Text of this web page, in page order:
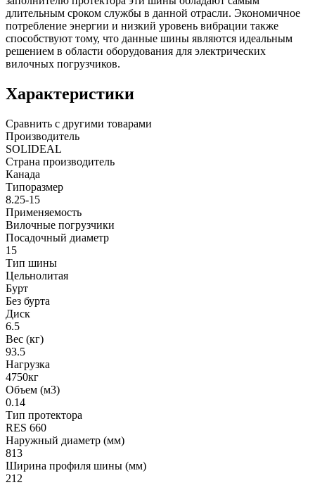
длительным сроком службы в данной отрасли. Экономичное
потребление энергии и низкий уровень вибрации также
способствуют тому, что данные шины являются идеальным
решением в области оборудования для электрических
вилочных погрузчиков.
Характеристики
Сравнить с другими товарами
Производитель
SOLIDEAL
Страна производитель
Канада
Типоразмер
8.25-15
Применяемость
Вилочные погрузчики
Посадочный диаметр
15
Тип шины
Цельнолитая
Бурт
Без бурта
Диск
6.5
Вес (кг)
93.5
Нагрузка
4750кг
Объем (м3)
0.14
Тип протектора
RES 660
Наружный диаметр (мм)
813
Ширина профиля шины (мм)
212